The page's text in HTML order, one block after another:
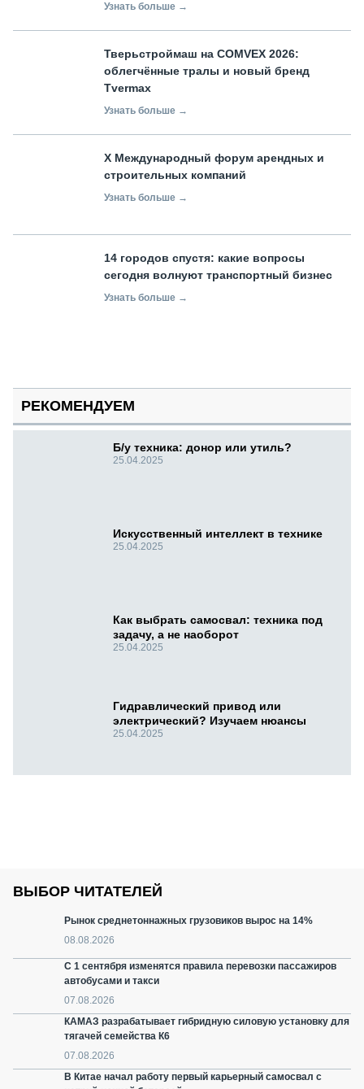
Узнать больше →
Тверьстроймаш на COMVEX 2026:
облегчённые тралы и новый бренд
Tvermax
Узнать больше →
X Международный форум арендных и
строительных компаний
Узнать больше →
14 городов спустя: какие вопросы
сегодня волнуют транспортный бизнес
Узнать больше →
РЕКОМЕНДУЕМ
Б/у техника: донор или утиль?
25.04.2025
Искусственный интеллект в технике
25.04.2025
Как выбрать самосвал: техника под
задачу, а не наоборот
25.04.2025
Гидравлический привод или
электрический? Изучаем нюансы
25.04.2025
ВЫБОР ЧИТАТЕЛЕЙ
Рынок среднетоннажных грузовиков вырос на 14%
08.08.2026
С 1 сентября изменятся правила перевозки пассажиров
автобусами и такси
07.08.2026
КАМАЗ разрабатывает гибридную силовую установку для
тягачей семейства К6
07.08.2026
В Китае начал работу первый карьерный самосвал с